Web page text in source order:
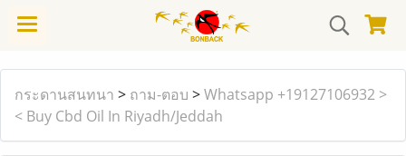
กระดานสนทนา > ถาม-ตอบ >Whatsapp +19127106932 >
< Buy Cbd Oil In Riyadh/Jeddah